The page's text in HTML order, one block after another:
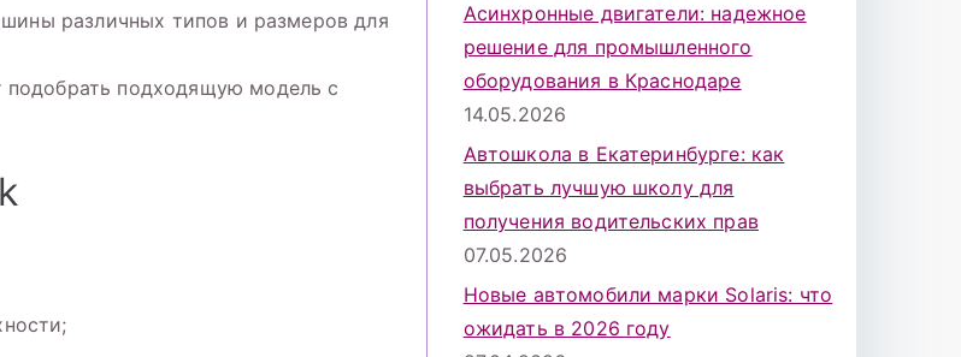
различных типов и размеров для
подходящую модель с
Асинхронные двигатели: надежное
решение для промышленного
оборудования в Краснодаре
14.05.2026
Автошкола в Екатеринбурге: как
выбрать лучшую школу для
получения водительских прав
07.05.2026
Новые автомобили марки Solaris: что
ожидать в 2026 году